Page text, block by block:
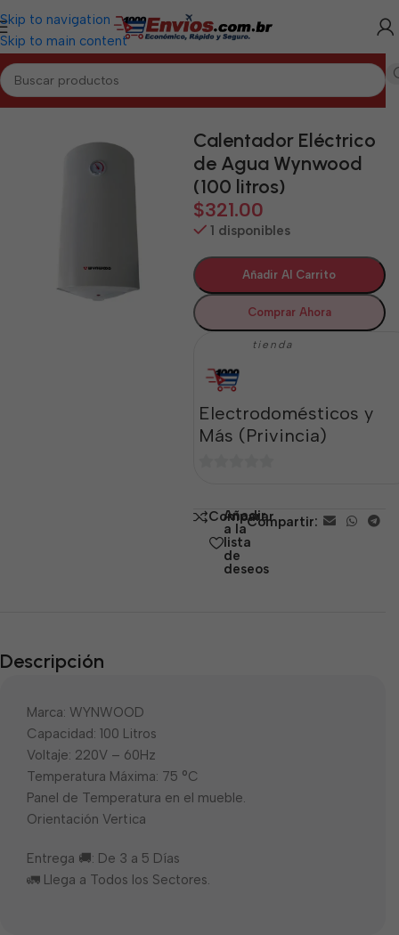
Skip to navigation
Skip to main content
Inicio/CAMAGÜEY/Electrodomésticos Camagüey
Calentador Eléctrico
de Agua Wynwood
(100 litros)
$321.00
1 disponibles
Añadir Al Carrito
Comprar Ahora
tienda
Electrodomésticos y
Más (Privincia)
5 Comparar
Añadir
a la
lista
de
deseos
Compartir:
Descripción
Marca: WYNWOOD
Capacidad: 100 Litros
Voltaje: 220V – 60Hz
Temperatura Máxima: 75 °C
Panel de Temperatura en el mueble.
Orientación Vertica
Entrega 🚚: De 3 a 5 Días
🚛 Llega a Todos los Sectores.